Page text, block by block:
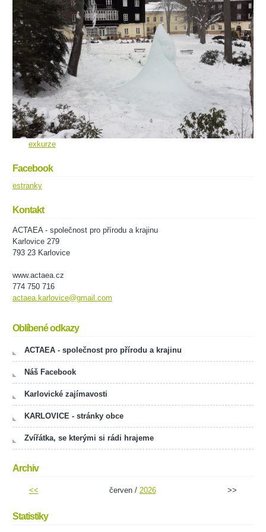
exkurze
Facebook
estranky
Kontakt
ACTAEA - společnost pro přírodu a krajinu
Karlovice 279
793 23 Karlovice
www.actaea.cz
774 750 716
actaea.karlovice@gmail.com
Oblíbené odkazy
ACTAEA - společnost pro přírodu a krajinu
Náš Facebook
Karlovické zajímavosti
KARLOVICE - stránky obce
Zvířátka, se kterými si rádi hrajeme
Archiv
<< červen / 2026 >>
Statistiky